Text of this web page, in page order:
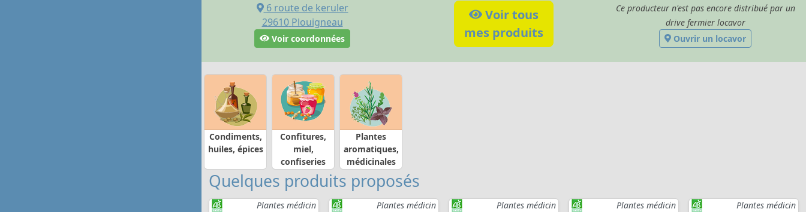
6 route de keruler
29610 Plouigneau
Voir coordonnées
Voir tous
mes produits
Ce producteur n'est pas encore distribué par un
drive fermier locavor
Ouvrir un locavor
Condiments,
huiles, épices
Confitures,
miel,
confiseries
Plantes
aromatiques,
médicinales
Quelques produits proposés
Plantes médicin Plantes médicin Plantes médicin Plantes médicin Plantes médicin